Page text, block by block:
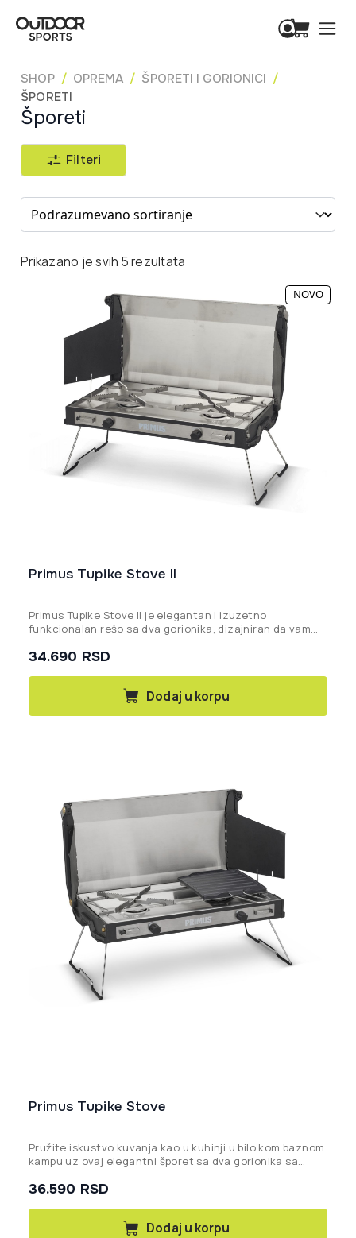
SHOP OPREMA
ŠPORETI I GORIONICI
ŠPORETI
Šporeti
Filteri
Sort content
Prikazano je svih 5 rezultata
Primus Tupike Stove II
34.690 RSD
Primus Tupike Stove II je elegantan i izuzetno
funkcionalan rešo sa dva gorionika, dizajniran da vam
na vašem omiljenom mestu u prirodi.
Dodaj u korpu
NOVO
Primus Tupike Stove
36.590 RSD
Pružite iskustvo kuvanja kao u kuhinji u bilo kom baznom
kampu uz ovaj elegantni šporet sa dva gorionika sa
Dodaj u korpu